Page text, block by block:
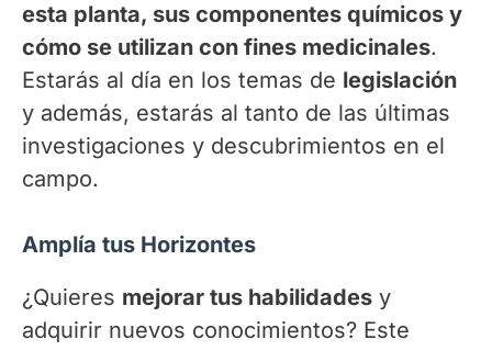
esta planta, sus componentes químicos y
cómo se utilizan con fines medicinales.
Estarás al día en los temas de legislación
y además, estarás al tanto de las últimas
investigaciones y descubrimientos en el
campo.
Amplía tus Horizontes
¿Quieres mejorar tus habilidades y
adquirir nuevos conocimientos? Este